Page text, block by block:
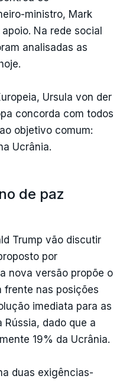
ministro, Mark
Na rede social
analisadas as
Ursula von der
concorda com todos
objetivo comum:
Ucrânia.
de paz
Trump vão discutir
por
nova versão propõe o
frente nas posições
imediata para as
dado que a
19% da Ucrânia.
duas exigências-